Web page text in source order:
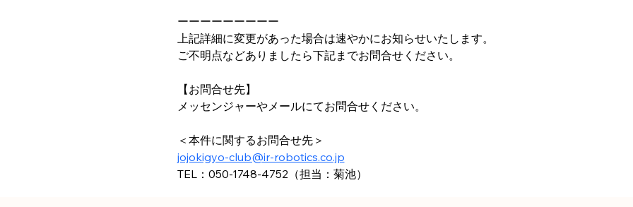
ーーーーーーーーー
上記詳細に変更があった場合は速やかにお知らせいたします。
ご不明点などありましたら下記までお問合せください。
【お問合せ先】
メッセンジャーやメールにてお問合せください。
＜本件に関するお問合せ先＞
jojokigyo-club@ir-robotics.co.jp
TEL：050-1748-4752（担当：菊池）